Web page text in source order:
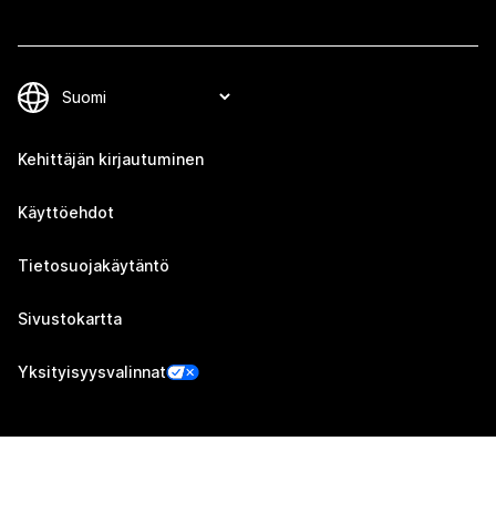
Kehittäjän kirjautuminen
Käyttöehdot
Tietosuojakäytäntö
Sivustokartta
Yksityisyysvalinnat